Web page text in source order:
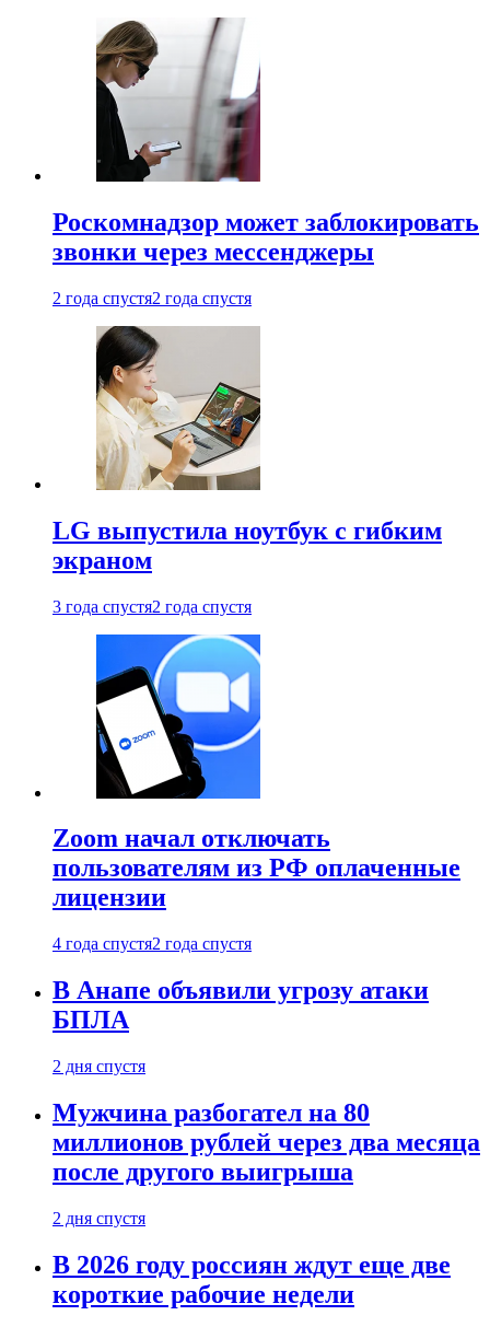
Роскомнадзор может заблокировать
звонки через мессенджеры
2 года спустя2 года спустя
LG выпустила ноутбук с гибким
экраном
3 года спустя2 года спустя
Zoom начал отключать
пользователям из РФ оплаченные
лицензии
4 года спустя2 года спустя
В Анапе объявили угрозу атаки
БПЛА
2 дня спустя
Мужчина разбогател на 80
миллионов рублей через два месяца
после другого выигрыша
2 дня спустя
В 2026 году россиян ждут еще две
короткие рабочие недели